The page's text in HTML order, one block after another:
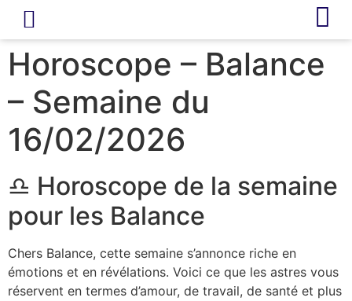
Horoscope – Balance
– Semaine du
16/02/2026
♎ Horoscope de la semaine
pour les Balance
Chers Balance, cette semaine s’annonce riche en
émotions et en révélations. Voici ce que les astres vous
réservent en termes d’amour, de travail, de santé et plus